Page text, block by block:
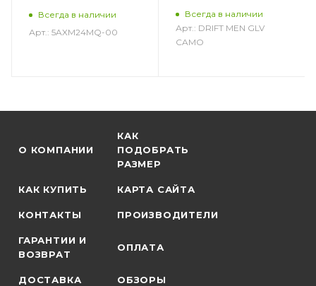
Всегда в наличии
Арт.: 5AXM24MQ-00
Всегда в наличии
Арт.: DRIFT MEN GLV
CAMO
О КОМПАНИИ
КАК
ПОДОБРАТЬ
РАЗМЕР
КАК КУПИТЬ КАРТА САЙТА
КОНТАКТЫ ПРОИЗВОДИТЕЛИ
ГАРАНТИИ И
ВОЗВРАТ
ОПЛАТА
ДОСТАВКА ОБЗОРЫ